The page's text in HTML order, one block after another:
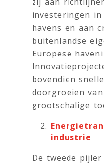
investeringen in
havens en aan
buitenlandse
Europese
bovendien
doorgroeien
grootschalige
industrie
De tweede